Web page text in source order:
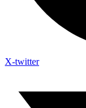
X-twitter